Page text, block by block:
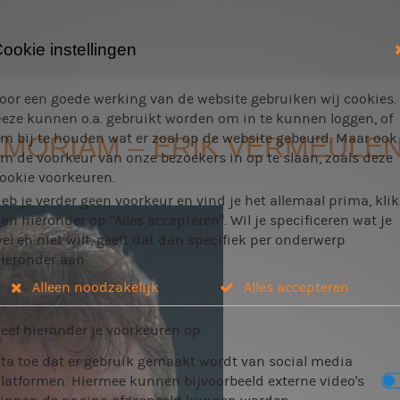
– ERIK
instellingen
een goede werking van de website gebruiken wij cookies.
kunnen o.a. gebruikt worden om in te kunnen loggen, of
bij te houden wat er zoal op de website gebeurd. Maar ook
de voorkeur van onze bezoekers in op te slaan, zoals deze
voorkeuren.
je verder geen voorkeur en vind je het allemaal prima, klik
hieronder op "Alles accepteren". Wil je specificeren wat je
en niet wilt, geeft dat dan specifiek per onderwerp
aan
Alleen noodzakelijk
Alles accepteren
hieronder je voorkeuren op:
toe dat er gebruik gemaakt wordt van social media
Hiermee kunnen bijvoorbeeld externe video's